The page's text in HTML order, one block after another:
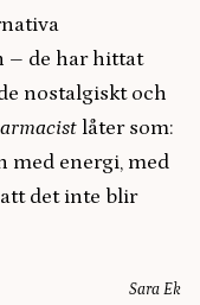
– de har hittat
nostalgiskt och
låter som:
med energi, med
det inte blir
Sara Ek